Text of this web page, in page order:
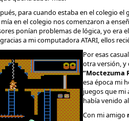
para cuando estaba en el colegio
en el colegio nos comenzaron a
ponían problemas de lógica, yo era
a mi computadora ATARI, ellos
Por esas
otra versión, y
“Moctezuma
esa época mi
juegos que mi
había venido
Con mi amigo